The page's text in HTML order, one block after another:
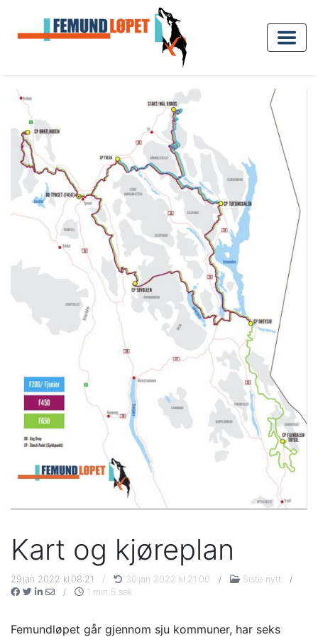
Kart og kjøreplan
29.jan 2022 kl.08:21 / 30.jan 2022 kl.21:00 / Siste nytt
/
/
1 min 5 sek
Femundløpet går gjennom sju kommuner, har seks